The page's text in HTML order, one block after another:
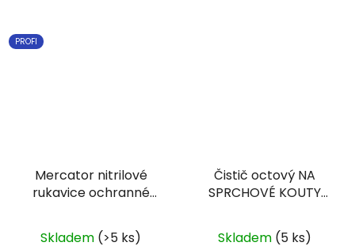
PROFI
Mercator nitrilové
rukavice ochranné
Skladem (>5 ks)
Čistič octový NA
SPRCHOVÉ KOUTY
Skladem (5 ks)